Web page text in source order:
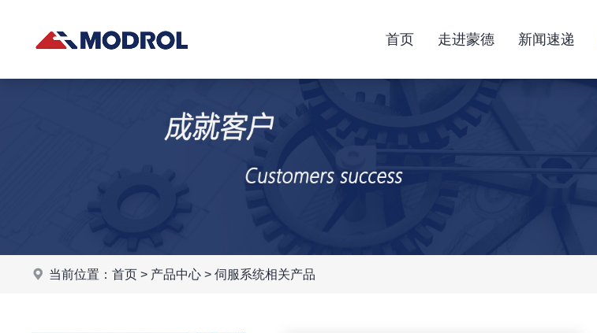
首页 走进蒙德 新闻速递
当前位置：首页 > 产品中心 >伺服系统相关产品